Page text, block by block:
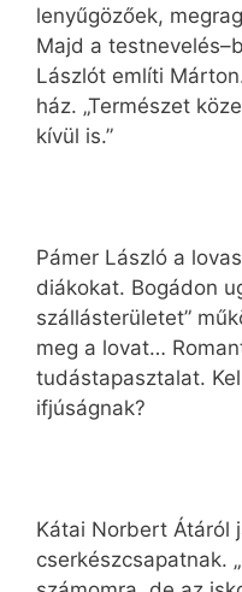
lenyűgözőek,
Majd a
Lászlót említi
ház. „Természet
kívül is.”
Pámer László a
diákokat. Bogádon
szállásterületet”
meg a lovat…
tudástapasztalat.
ifjúságnak?
Kátai Norbert Átáról
cserkészcsapatnak.